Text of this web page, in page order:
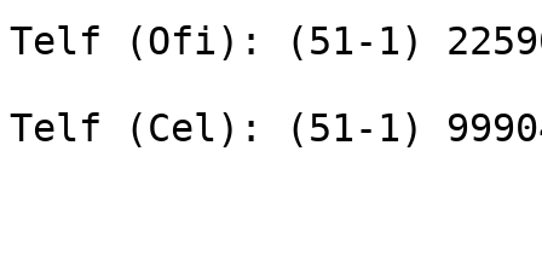
Telf (Ofi): (51-1)
Telf (Cel): (51-1)